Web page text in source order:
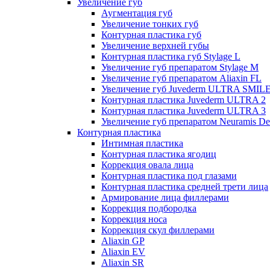
Увеличение губ
Аугментация губ
Увеличение тонких губ
Контурная пластика губ
Увеличение верхней губы
Контурная пластика губ Stylage L
Увеличение губ препаратом Stylage M
Увеличение губ препаратом Aliaxin FL
Увеличение губ Juvederm ULTRA
Контурная пластика Juvederm ULTRA 2
Контурная пластика Juvederm ULTRA 3
Увеличение губ препаратом Neuramis
Контурная пластика
Интимная пластика
Контурная пластика ягодиц
Коррекция овала лица
Контурная пластика под глазами
Контурная пластика средней трети лица
Армирование лица филлерами
Коррекция подбородка
Коррекция носа
Коррекция скул филлерами
Aliaxin GP
Aliaxin EV
Aliaxin SR